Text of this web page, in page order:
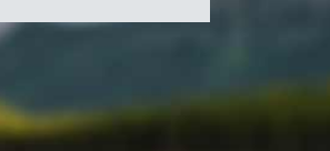
gouvernement
du